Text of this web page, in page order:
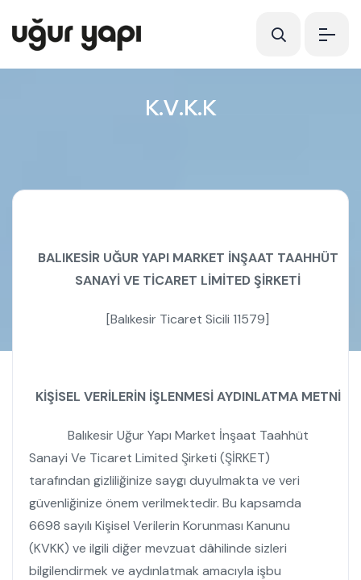
K.V.K.K
BALIKESİR UĞUR YAPI MARKET İNŞAAT TAAHHÜT
SANAYİ VE TİCARET LİMİTED ŞİRKETİ
[Balıkesir Ticaret Sicili 11579]
KİŞİSEL VERİLERİN İŞLENMESİ AYDINLATMA METNİ
Balıkesir Uğur Yapı Market İnşaat Taahhüt
Sanayi Ve Ticaret Limited Şirketi (ŞİRKET)
tarafından gizliliğinize saygı duyulmakta ve veri
güvenliğinize önem verilmektedir. Bu kapsamda
6698 sayılı Kişisel Verilerin Korunması Kanunu
(KVKK) ve ilgili diğer mevzuat dâhilinde sizleri
bilgilendirmek ve aydınlatmak amacıyla işbu